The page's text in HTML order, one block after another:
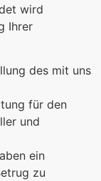
wird
Ihrer
des mit uns
für den
und
ein
zu